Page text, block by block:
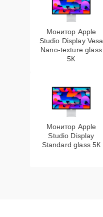
Монитор Apple
Studio Display Vesa
Nano-texture glass
5К
Монитор Apple
Studio Display
Standard glass 5К